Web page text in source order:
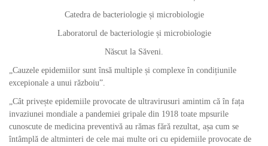
Catedra de bacteriologie și microbiologie
Laboratorul de bacteriologie și microbiologie
Născut la Săveni.
„Cauzele epidemiilor sunt însă multiple și complexe în condițiunile
excepionale a unui războiu”.
„Cât privește epidemiile provocate de ultravirusuri amintim că în fața
invaziunei mondiale a pandemiei gripale din 1918 toate mpsurile
cunoscute de medicina preventivă au rămas fără rezultat, așa cum se
întâmplă de altminteri de cele mai multe ori cu epidemiile provocate de